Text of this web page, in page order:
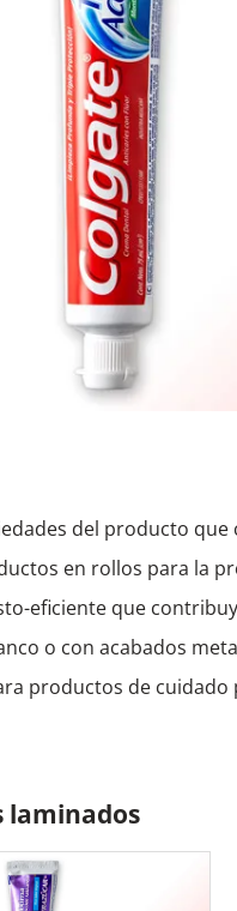
del producto
en rollos para la
eficiente que
o con acabados
productos de
laminados